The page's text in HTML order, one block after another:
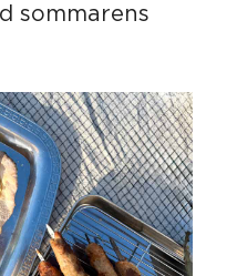
sommarens